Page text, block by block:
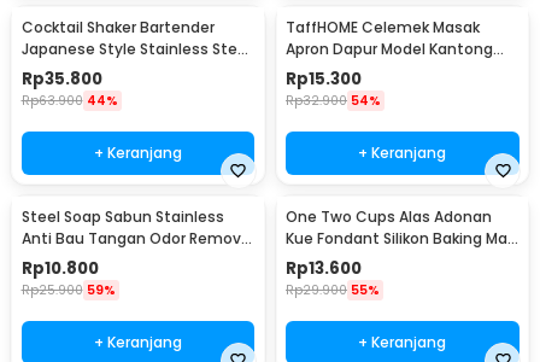
Cocktail Shaker Bartender
Japanese Style Stainless Steel
200ml
Rp35.800
Rp63.900 44%
+ Keranjang
TaffHOME Celemek Masak
Apron Dapur Model Kantong
Pola Spatula - JJ41
Rp15.300
Rp32.900 54%
+ Keranjang
Steel Soap Sabun Stainless
Anti Bau Tangan Odor Remove
- HW071
Rp10.800
Rp25.900 59%
+ Keranjang
One Two Cups Alas Adonan
Kue Fondant Silikon Baking Mat
Anti Slip - JJ3873
Rp13.600
Rp29.900 55%
+ Keranjang